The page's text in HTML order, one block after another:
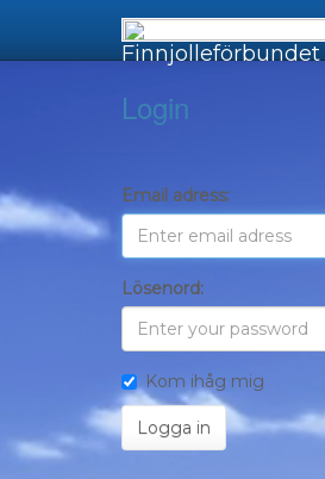
Finnjolleförbundet
Lösenord:
Kom ihåg mig
Logga in